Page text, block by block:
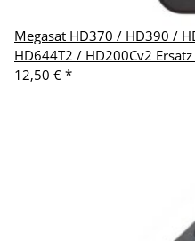
Megasat HD370 / HD390 /
HD644T2 / HD200Cv2
12,50 € *